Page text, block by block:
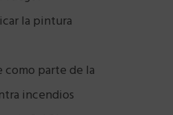
la pintura
parte de la
incendios